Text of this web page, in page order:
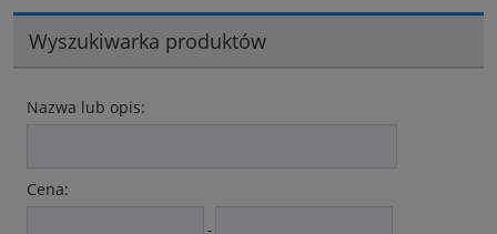
Wyszukiwarka produktów
Nazwa lub opis:
Cena:
-